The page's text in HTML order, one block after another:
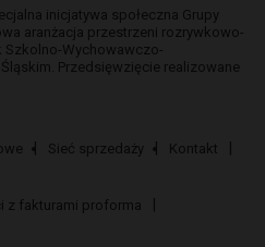
inicjatywa społeczna Grupy
aranżacja przestrzeni rozrywkowo-
Szkolno-Wychowawczo-
Przedsięwzięcie realizowane
Sieć sprzedaży
Kontakt
z fakturami proforma